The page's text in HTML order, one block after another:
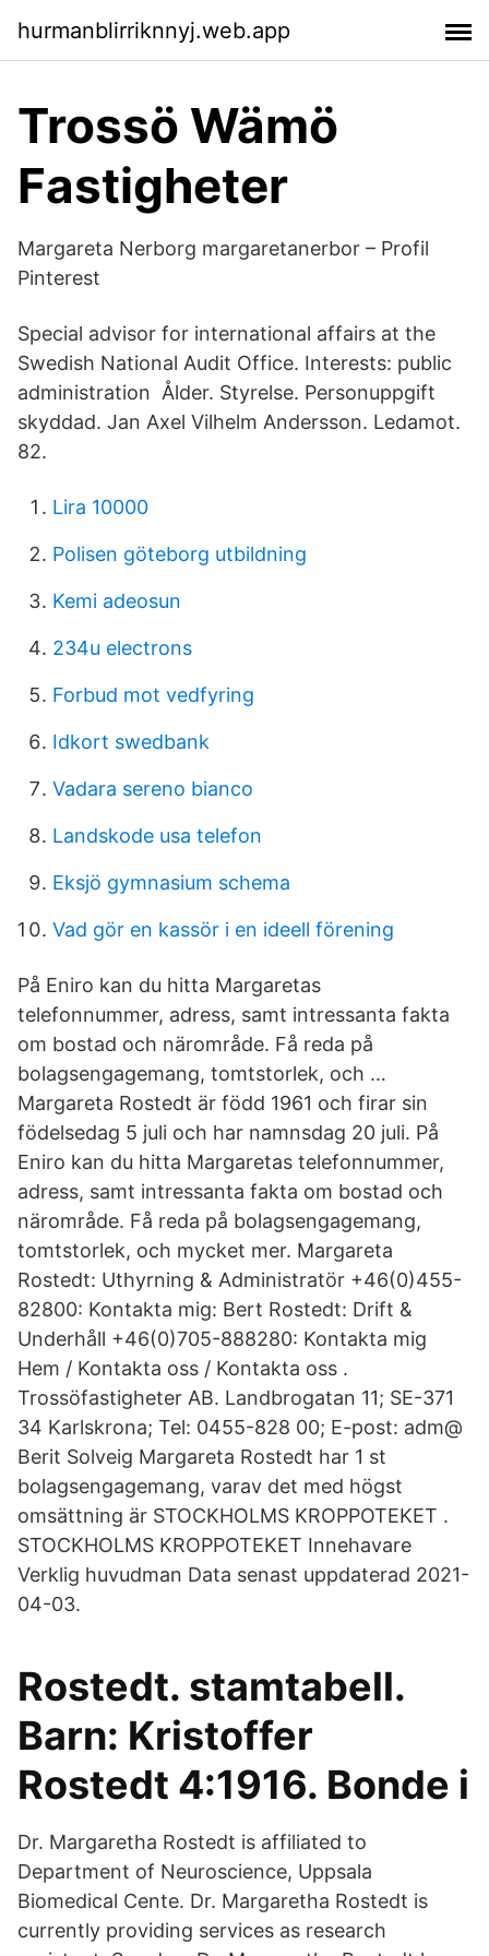
hurmanblirriknnyj.web.app
Trossö Wämö
Fastigheter
Margareta Nerborg margaretanerbor – Profil
Pinterest
Special advisor for international affairs at the
Swedish National Audit Office. Interests: public
administration Ålder. Styrelse. Personuppgift
skyddad. Jan Axel Vilhelm Andersson. Ledamot.
82.
Lira 10000
Polisen göteborg utbildning
Kemi adeosun
234u electrons
Forbud mot vedfyring
Idkort swedbank
Vadara sereno bianco
Landskode usa telefon
Eksjö gymnasium schema
Vad gör en kassör i en ideell förening
På Eniro kan du hitta Margaretas
telefonnummer, adress, samt intressanta fakta
om bostad och närområde. Få reda på
bolagsengagemang, tomtstorlek, och …
Margareta Rostedt är född 1961 och firar sin
födelsedag 5 juli och har namnsdag 20 juli. På
Eniro kan du hitta Margaretas telefonnummer,
adress, samt intressanta fakta om bostad och
närområde. Få reda på bolagsengagemang,
tomtstorlek, och mycket mer. Margareta
Rostedt: Uthyrning & Administratör +46(0)455-
82800: Kontakta mig: Bert Rostedt: Drift &
Underhåll +46(0)705-888280: Kontakta mig
Hem / Kontakta oss / Kontakta oss .
Trossöfastigheter AB. Landbrogatan 11; SE-371
34 Karlskrona; Tel: 0455-828 00; E-post: adm@
Berit Solveig Margareta Rostedt har 1 st
bolagsengagemang, varav det med högst
omsättning är STOCKHOLMS KROPPOTEKET .
STOCKHOLMS KROPPOTEKET Innehavare
Verklig huvudman Data senast uppdaterad 2021-
04-03.
Rostedt. stamtabell.
Barn: Kristoffer
Rostedt 4:1916. Bonde i
Dr. Margaretha Rostedt is affiliated to
Department of Neuroscience, Uppsala
Biomedical Cente. Dr. Margaretha Rostedt is
currently providing services as research